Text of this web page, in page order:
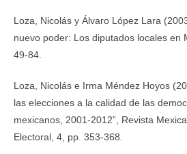
Loza, Nicolás y Álvaro López Lara
nuevo poder: Los diputados locales en
49-84.
Loza, Nicolás e Irma Méndez Hoyos
las elecciones a la calidad de las
mexicanos, 2001-2012”, Revista
Electoral, 4, pp. 353-368.